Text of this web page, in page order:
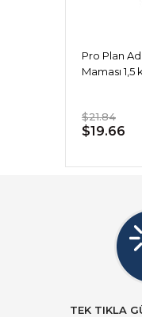
Pro Plan
Maması 1,5
$21.84
$19.66
TEK TIKLA